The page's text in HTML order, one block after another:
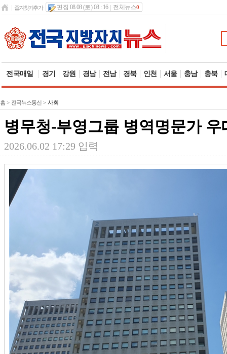
즐겨찾기추가 편집 08.08 (토) 08 : 16 전체뉴스0
전국매일 경기 강원 경남 전남 경북 인천 서울 충남 충북
홈 > 전국뉴스통신 > 사회
병무청-부영그룹 병역명문가 우
2026.06.02 17:29 입력